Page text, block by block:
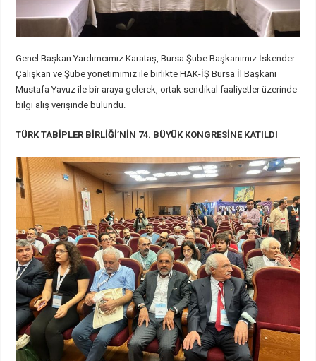
Genel Başkan Yardımcımız Karataş, Bursa Şube Başkanımız İskender
Çalışkan ve Şube yönetimimiz ile birlikte HAK-İŞ Bursa İl Başkanı
Mustafa Yavuz ile bir araya gelerek, ortak sendikal faaliyetler üzerinde
bilgi alış verişinde bulundu.
TÜRK TABİPLER BİRLİĞİ’NİN 74. BÜYÜK KONGRESİNE KATILDI